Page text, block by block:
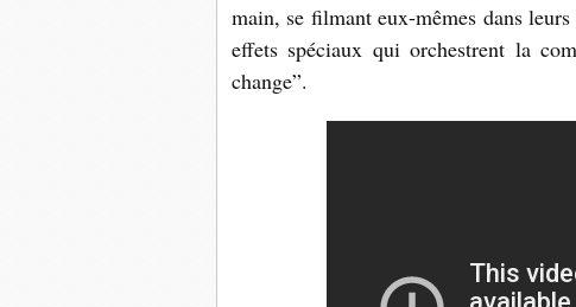
main, se filmant eux-mêmes dans
effets spéciaux qui orchestrent la
change”.